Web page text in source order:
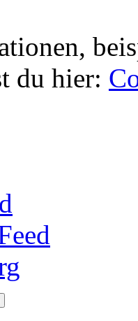
du hier: